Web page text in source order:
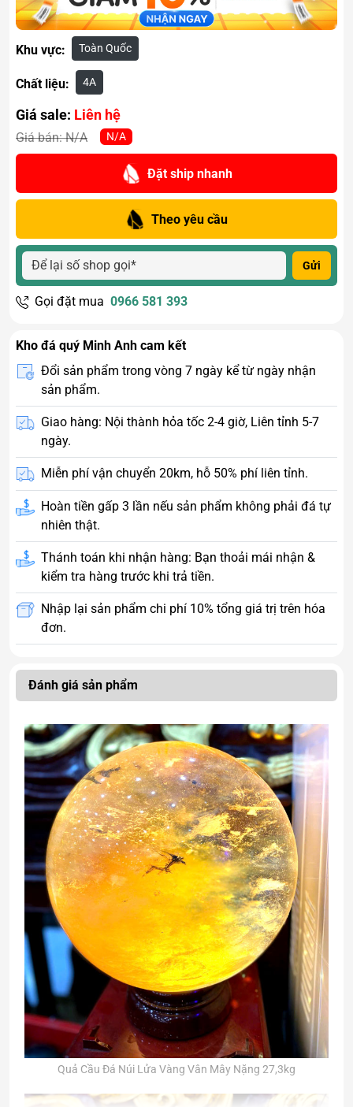
Khu vực: Toàn Quốc
Chất liệu: 4A
Giá sale: Liên hệ
Giá bán:N/A N/A
Đặt ship nhanh
Theo yêu cầu
Gửi
Gọi đặt mua 0966 581 393
Kho đá quý Minh Anh cam kết
Đổi sản phẩm trong vòng 7 ngày kể từ ngày nhận
sản phẩm.
Giao hàng: Nội thành hỏa tốc 2-4 giờ, Liên tỉnh 5-7
ngày.
Miễn phí vận chuyển 20km, hỗ 50% phí liên tỉnh.
Hoàn tiền gấp 3 lần nếu sản phẩm không phải đá tự
nhiên thật.
Thánh toán khi nhận hàng: Bạn thoải mái nhận &
kiểm tra hàng trước khi trả tiền.
Nhập lại sản phẩm chi phí 10% tổng giá trị trên hóa
đơn.
Đánh giá sản phẩm
Quả Cầu Đá Núi Lửa Vàng Vân Mây Nặng 27,3kg